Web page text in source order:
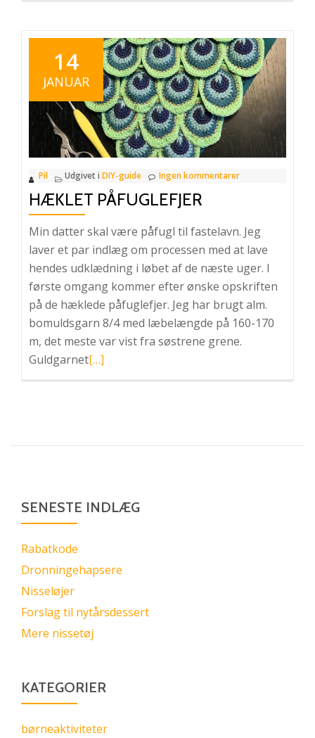
1
14
JANUAR
Pil Udgivet i DIY-guide Ingen kommentarer
HÆKLET PÅFUGLEFJER
Min datter skal være påfugl til fastelavn. Jeg
laver et par indlæg om processen med at lave
hendes udklædning i løbet af de næste uger. I
første omgang kommer efter ønske opskriften
på de hæklede påfuglefjer. Jeg har brugt alm.
bomuldsgarn 8/4 med læbelængde på 160-170
m, det meste var vist fra søstrene grene.
GuldgarnetLæs
[…]
SENESTE INDLÆG
Rabatkode
Dronningehapsere
Nisseløjer
Forslag til nytårsdessert
Mere nissetøj
KATEGORIER
børneaktiviteter